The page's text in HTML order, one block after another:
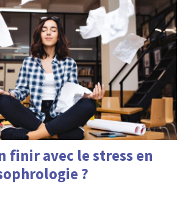
finir avec le stress en
?